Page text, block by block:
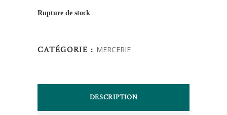
Rupture de stock
CATÉGORIE : MERCERIE
DESCRIPTION